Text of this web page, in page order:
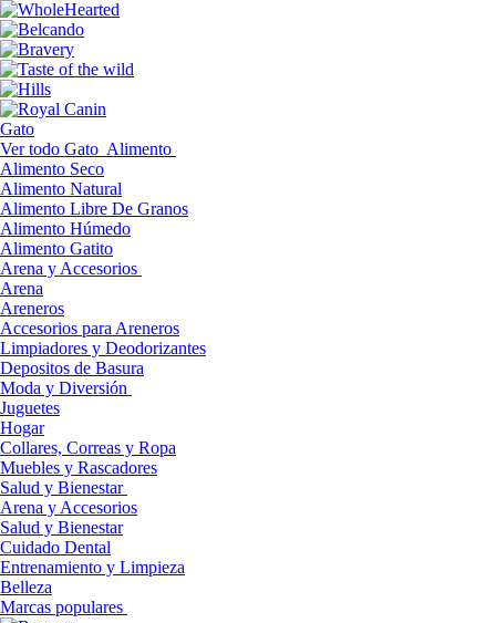
Gato
Ver todo Gato Alimento
Alimento Seco
Alimento Natural
Alimento Libre De Granos
Alimento Húmedo
Alimento Gatito
Arena y Accesorios
Arena
Areneros
Accesorios para Areneros
Limpiadores y Deodorizantes
Depositos de Basura
Moda y Diversión
Juguetes
Hogar
Collares, Correas y Ropa
Muebles y Rascadores
Salud y Bienestar
Arena y Accesorios
Salud y Bienestar
Cuidado Dental
Entrenamiento y Limpieza
Belleza
Marcas populares